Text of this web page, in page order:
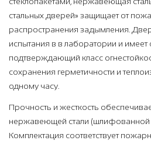
стальных дверей» защищает от
распространения задымления.
испытания в в лаборатории и имеет
подтверждающий класс
сохранения герметичности и
одному часу.
Прочность и жесткость
нержавеющей стали (шлифованной
Комплектация соответствует